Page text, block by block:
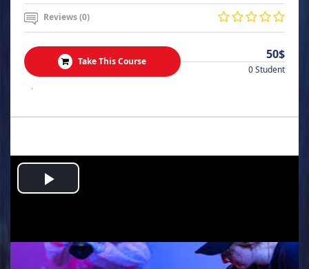
Reviews (0)
Take This Course 50$
0 Student
.
Play